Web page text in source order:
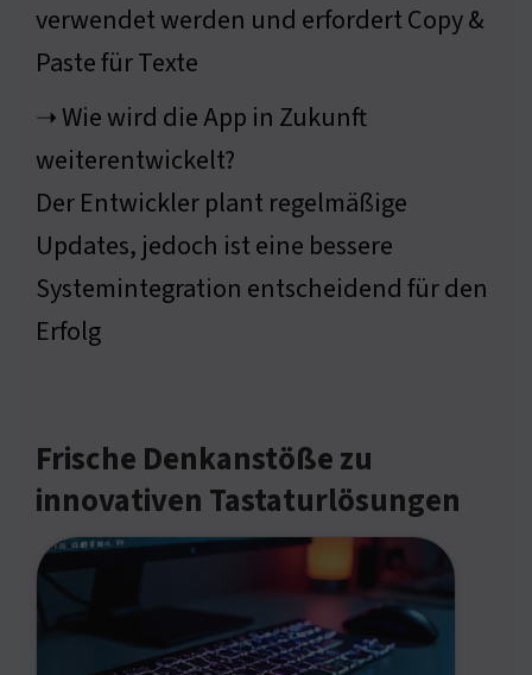
verwendet werden und erfordert Copy &
Paste für Texte
➝ Wie wird die App in Zukunft
weiterentwickelt?
Der Entwickler plant regelmäßige
Updates, jedoch ist eine bessere
Systemintegration entscheidend für den
Erfolg
Frische Denkanstöße zu
innovativen Tastaturlösungen